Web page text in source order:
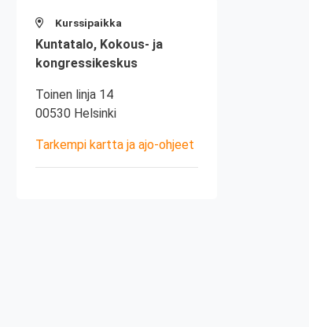
Kurssipaikka
Kuntatalo, Kokous- ja
kongressikeskus
Toinen linja 14
00530 Helsinki
Tarkempi kartta ja ajo-ohjeet